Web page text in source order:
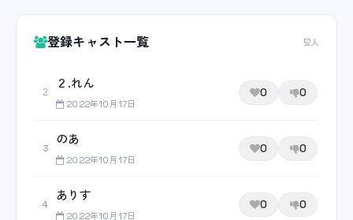
登録キャスト一覧 52人
２
２.れん
2022年10月17日
0 0
3
のあ
2022年10月17日
0 0
4
ありす
2022年10月17日
0 0